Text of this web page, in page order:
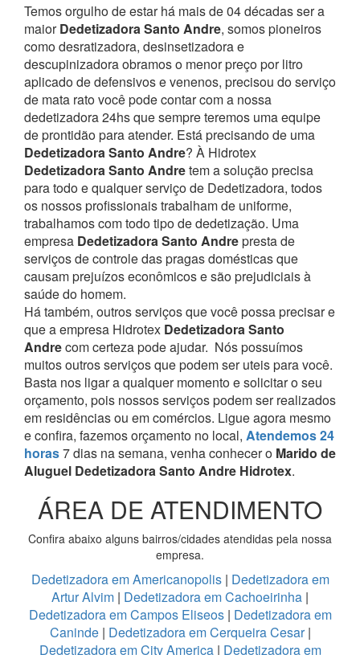
Temos orgulho de estar há mais de 04 décadas ser a
maiorDedetizadora Santo Andre, somos pioneiros
como desratizadora, desinsetizadora e
descupinizadora obramos o menor preço por litro
aplicado de defensivos e venenos, precisou do serviço
de mata rato você pode contar com a nossa
dedetizadora 24hs que sempre teremos uma equipe
de prontidão para atender. Está precisando de uma
Dedetizadora Santo Andre? À Hidrotex
Dedetizadora Santo Andretem a solução precisa
para todo e qualquer serviço de Dedetizadora, todos
os nossos profissionais trabalham de uniforme,
trabalhamos com todo tipo de dedetização. Uma
empresa Dedetizadora Santo Andrepresta de
serviços de controle das pragas domésticas que
causam prejuízos econômicos e são prejudiciais à
saúde do homem.
Há também, outros serviços que você possa precisar e
que a empresa Hidrotex Dedetizadora Santo
Andrecom certeza pode ajudar. Nós possuímos
muitos outros serviços que podem ser uteis para você.
Basta nos ligar a qualquer momento e solicitar o seu
orçamento, pois nossos serviços podem ser realizados
em residências ou em comércios. Ligue agora mesmo
e confira, fazemos orçamento no local, Atendemos 24
horas7 dias na semana, venha conhecer o Marido de
Aluguel Dedetizadora Santo Andre Hidrotex.
ÁREA DE ATENDIMENTO
Confira abaixo alguns bairros/cidades atendidas pela nossa
empresa.
Dedetizadora em Americanopolis | Dedetizadora em
Artur Alvim | Dedetizadora em Cachoeirinha |
Dedetizadora em Campos Eliseos | Dedetizadora em
Caninde| Dedetizadora em Cerqueira Cesar|
Dedetizadora em City America | Dedetizadora em